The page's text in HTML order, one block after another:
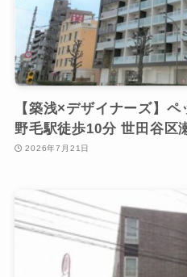
【築浅×デザイナーズ】
野毛駅徒歩10分 世田谷区
2026年7月21日